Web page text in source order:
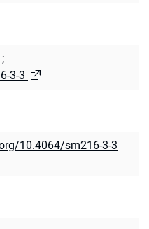
;
3-3
10.4064/sm216-3-3